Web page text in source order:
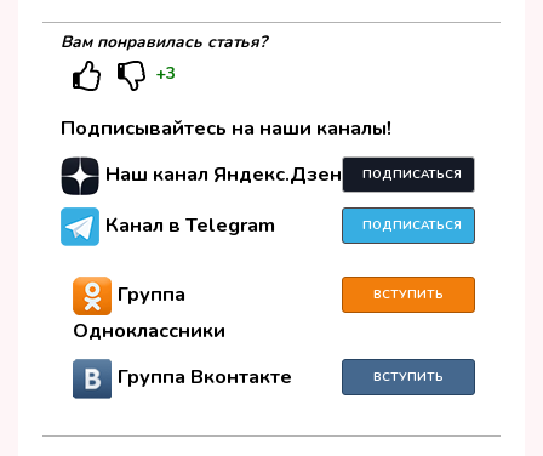
Вам понравилась статья?
+3
Подписывайтесь на наши каналы!
Наш канал Яндекс.Дзен
ПОДПИСАТЬСЯ
Канал в Telegram ПОДПИСАТЬСЯ
Группа
Одноклассники
ВСТУПИТЬ
Группа Вконтакте ВСТУПИТЬ